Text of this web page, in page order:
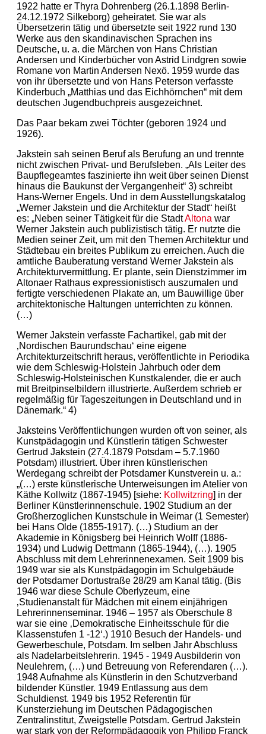
1922 hatte er Thyra Dohrenberg (26.1.1898 Berlin-
24.12.1972 Silkeborg) geheiratet. Sie war als
Übersetzerin tätig und übersetzte seit 1922 rund 130
Werke aus den skandinavischen Sprachen ins
Deutsche, u. a. die Märchen von Hans Christian
Andersen und Kinderbücher von Astrid Lindgren sowie
Romane von Martin Andersen Nexö. 1959 wurde das
von ihr übersetzte und von Hans Peterson verfasste
Kinderbuch „Matthias und das Eichhörnchen“ mit dem
deutschen Jugendbuchpreis ausgezeichnet.
Das Paar bekam zwei Töchter (geboren 1924 und
1926).
Jakstein sah seinen Beruf als Berufung an und trennte
nicht zwischen Privat- und Berufsleben. „Als Leiter des
Baupflegeamtes faszinierte ihn weit über seinen Dienst
hinaus die Baukunst der Vergangenheit“ 3) schreibt
Hans-Werner Engels. Und in dem Ausstellungskatalog
„Werner Jakstein und die Architektur der Stadt“ heißt
es: „Neben seiner Tätigkeit für die StadtAltona war
Werner Jakstein auch publizistisch tätig. Er nutzte die
Medien seiner Zeit, um mit den Themen Architektur und
Städtebau ein breites Publikum zu erreichen. Auch die
amtliche Bauberatung verstand Werner Jakstein als
Architekturvermittlung. Er plante, sein Dienstzimmer im
Altonaer Rathaus expressionistisch auszumalen und
fertigte verschiedenen Plakate an, um Bauwillige über
architektonische Haltungen unterrichten zu können.
(…)
Werner Jakstein verfasste Fachartikel, gab mit der
‚Nordischen Baurundschau‘ eine eigene
Architekturzeitschrift heraus, veröffentlichte in Periodika
wie dem Schleswig-Holstein Jahrbuch oder dem
Schleswig-Holsteinischen Kunstkalender, die er auch
mit Breitpinselbildern illustrierte. Außerdem schrieb er
regelmäßig für Tageszeitungen in Deutschland und in
Dänemark.“ 4)
Jaksteins Veröffentlichungen wurden oft von seiner, als
Kunstpädagogin und Künstlerin tätigen Schwester
Gertrud Jakstein (27.4.1879 Potsdam – 5.7.1960
Potsdam) illustriert. Über ihren künstlerischen
Werdegang schreibt der Potsdamer Kunstverein u. a.:
„(…) erste künstlerische Unterweisungen im Atelier von
Käthe Kollwitz (1867-1945) [siehe: Kollwitzring] in der
Berliner Künstlerinnenschule. 1902 Studium an der
Großherzoglichen Kunstschule in Weimar (1 Semester)
bei Hans Olde (1855-1917). (…) Studium an der
Akademie in Königsberg bei Heinrich Wolff (1886-
1934) und Ludwig Dettmann (1865-1944), (…). 1905
Abschluss mit dem Lehrerinnenexamen. Seit 1909 bis
1949 war sie als Kunstpädagogin im Schulgebäude
der Potsdamer Dortustraße 28/29 am Kanal tätig. (Bis
1946 war diese Schule Oberlyzeum, eine
‚Studienanstalt für Mädchen mit einem einjährigen
Lehrerinnenseminar. 1946 – 1957 als Oberschule 8
war sie eine ‚Demokratische Einheitsschule für die
Klassenstufen 1 -12‘.) 1910 Besuch der Handels- und
Gewerbeschule, Potsdam. Im selben Jahr Abschluss
als Nadelarbeitslehrerin. 1945 - 1949 Ausbilderin von
Neulehrern, (…) und Betreuung von Referendaren (…).
1948 Aufnahme als Künstlerin in den Schutzverband
bildender Künstler. 1949 Entlassung aus dem
Schuldienst. 1949 bis 1952 Referentin für
Kunsterziehung im Deutschen Pädagogischen
Zentralinstitut, Zweigstelle Potsdam. Gertrud Jakstein
war stark von der Reformpädagogik von Philipp Franck